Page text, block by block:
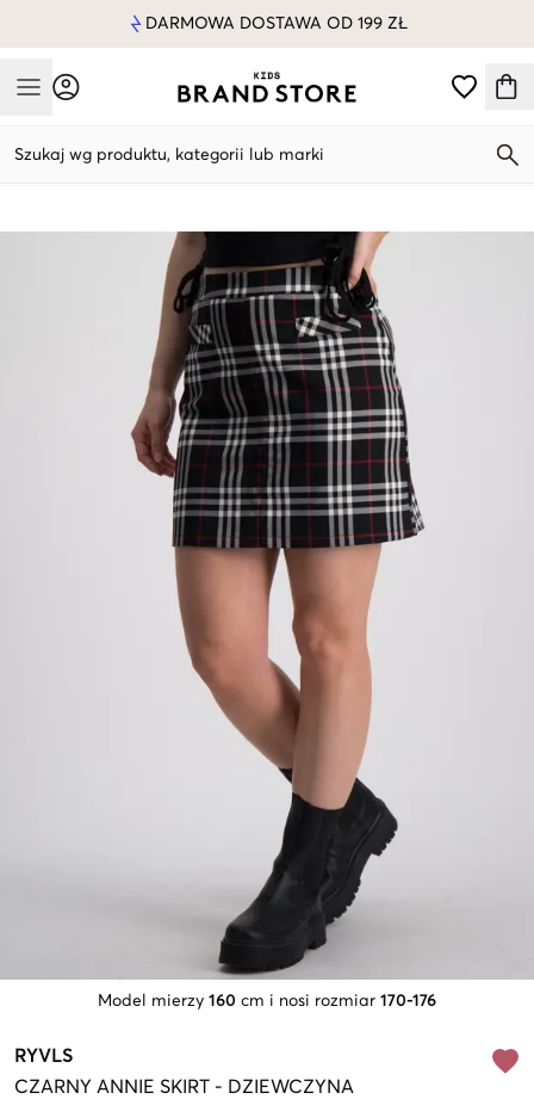
DARMOWA DOSTAWA OD 199 ZŁ
Mobile Menu
Szukaj wg produktu, kategorii lub marki
Model mierzy 160 cm i nosi rozmiar 170-176
RYVLS
CZARNY ANNIE SKIRT - DZIEWCZYNA